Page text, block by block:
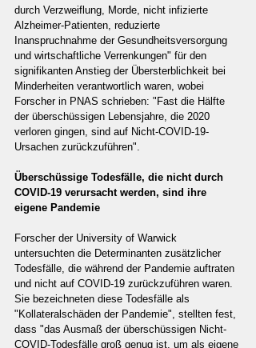
durch Verzweiflung, Morde, nicht infizierte
Alzheimer-Patienten, reduzierte
Inanspruchnahme der Gesundheitsversorgung
und wirtschaftliche Verrenkungen" für den
signifikanten Anstieg der Übersterblichkeit bei
Minderheiten verantwortlich waren, wobei
Forscher in PNAS schrieben: "Fast die Hälfte
der überschüssigen Lebensjahre, die 2020
verloren gingen, sind auf Nicht-COVID-19-
Ursachen zurückzuführen".
Überschüssige Todesfälle, die nicht durch
COVID-19 verursacht werden, sind ihre
eigene Pandemie
Forscher der University of Warwick
untersuchten die Determinanten zusätzlicher
Todesfälle, die während der Pandemie auftraten
und nicht auf COVID-19 zurückzuführen waren.
Sie bezeichneten diese Todesfälle als
"Kollateralschäden der Pandemie", stellten fest,
dass "das Ausmaß der überschüssigen Nicht-
COVID-Todesfälle groß genug ist, um als eigene